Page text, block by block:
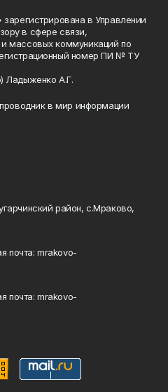
зарегистрирована в Управлении
в сфере связи,
массовых коммуникаций по
номер ПИ № ТУ
Ладыженко А.Г.
в мир информации
район, с.Мраково,
почта: mrakovo-
почта: mrakovo-